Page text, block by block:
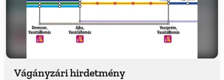
Vágányzári hirdetmény